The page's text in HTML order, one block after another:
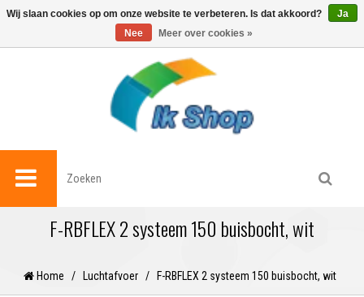
0
F-RBFLEX 2 systeem 150 buisbocht, wit
Home / Luchtafvoer / F-RBFLEX 2 systeem 150 buisbocht, wit
Wij slaan cookies op om onze website te verbeteren. Is dat akkoord?
Ja
Nee
Meer over cookies »